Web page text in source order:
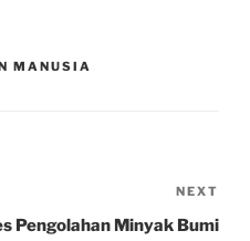
MANUSIA
Post
NEXT
Pengolahan Minyak Bumi